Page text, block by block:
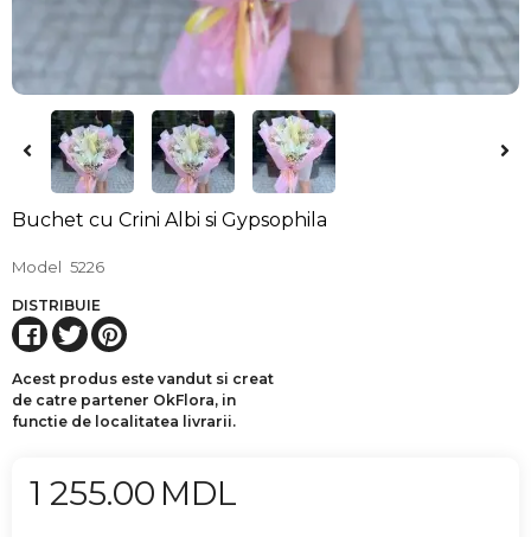
Buchet cu Crini Albi si Gypsophila
Model 5226
DISTRIBUIE
Acest produs este vandut si creat
de catre partener OkFlora, in
functie de localitatea livrarii.
1 255.00 MDL